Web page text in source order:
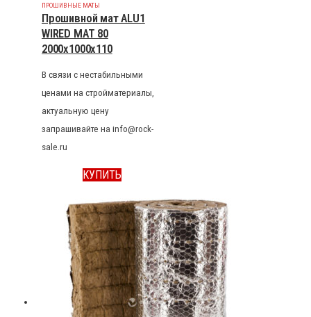
ПРОШИВНЫЕ МАТЫ
Прошивной мат ALU1
WIRED MAT 80
2000x1000x110
В связи с нестабильными
ценами на стройматериалы,
актуальную цену
запрашивайте на info@rock-
sale.ru
КУПИТЬ